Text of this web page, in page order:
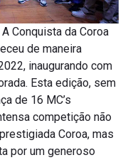
Conquista da Coroa
de maneira
inaugurando com
Esta edição, sem
de 16 MC’s
competição não
Coroa, mas
por um generoso